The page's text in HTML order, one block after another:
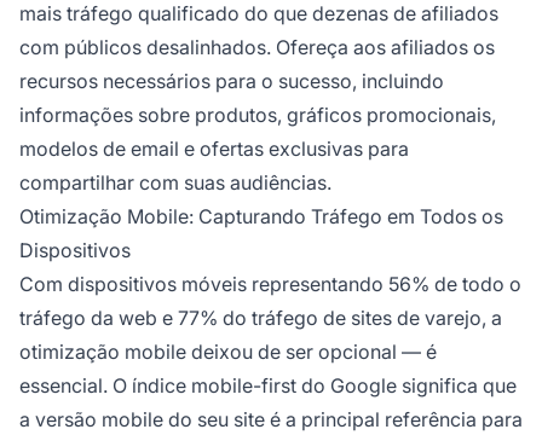
mais tráfego qualificado do que dezenas de afiliados
com públicos desalinhados. Ofereça aos afiliados os
recursos necessários para o sucesso, incluindo
informações sobre produtos, gráficos promocionais,
modelos de email e ofertas exclusivas para
compartilhar com suas audiências.
Otimização Mobile: Capturando Tráfego em Todos os
Dispositivos
Com dispositivos móveis representando 56% de todo o
tráfego da web e 77% do tráfego de sites de varejo, a
otimização mobile deixou de ser opcional — é
essencial. O índice mobile-first do Google significa que
a versão mobile do seu site é a principal referência para